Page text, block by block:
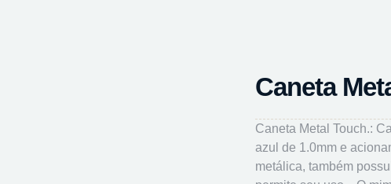
Caneta
Caneta Metal Touch.:
azul de 1.0mm e
metálica, também